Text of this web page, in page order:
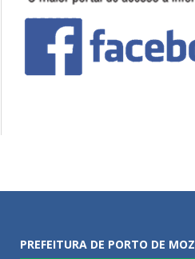
PREFEITURA DE PORTO DE MOZ